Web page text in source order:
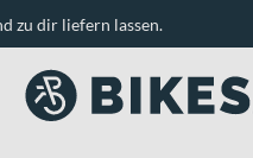
zu dir liefern lassen.